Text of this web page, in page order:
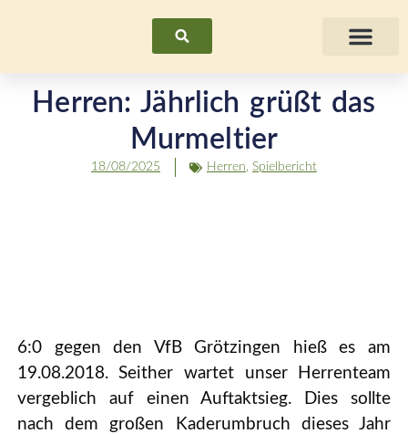
Suchen
Herren: Jährlich grüßt das
Murmeltier
18/08/2025 Herren, Spielbericht
6:0 gegen den VfB Grötzingen hieß es am
19.08.2018. Seither wartet unser Herrenteam
vergeblich auf einen Auftaktsieg. Dies sollte
nach dem großen Kaderumbruch dieses Jahr